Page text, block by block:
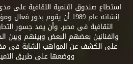
استطاع صندوق التنمية الثقافية على
إنشائه عام 1989 أن يقوم
الثقافية فى مصر، وأن يمد جسور
والفنانين بعضهم البعض وبينهم وبين
على الكشف عن المواهب الشابة فى
ووضعها على طريق التميز